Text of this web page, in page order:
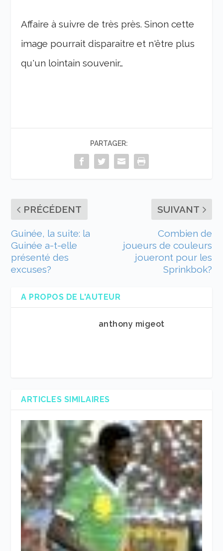
Affaire à suivre de très près. Sinon cette
image pourrait disparaitre et n'être plus
qu'un lointain souvenir…
PARTAGER:
PRÉCÉDENT
Guinée, la suite: la
Guinée a-t-elle
présenté des
excuses?
SUIVANT
Combien de
joueurs de couleurs
joueront pour les
Sprinkbok?
A PROPOS DE L'AUTEUR
anthony migeot
ARTICLES SIMILAIRES